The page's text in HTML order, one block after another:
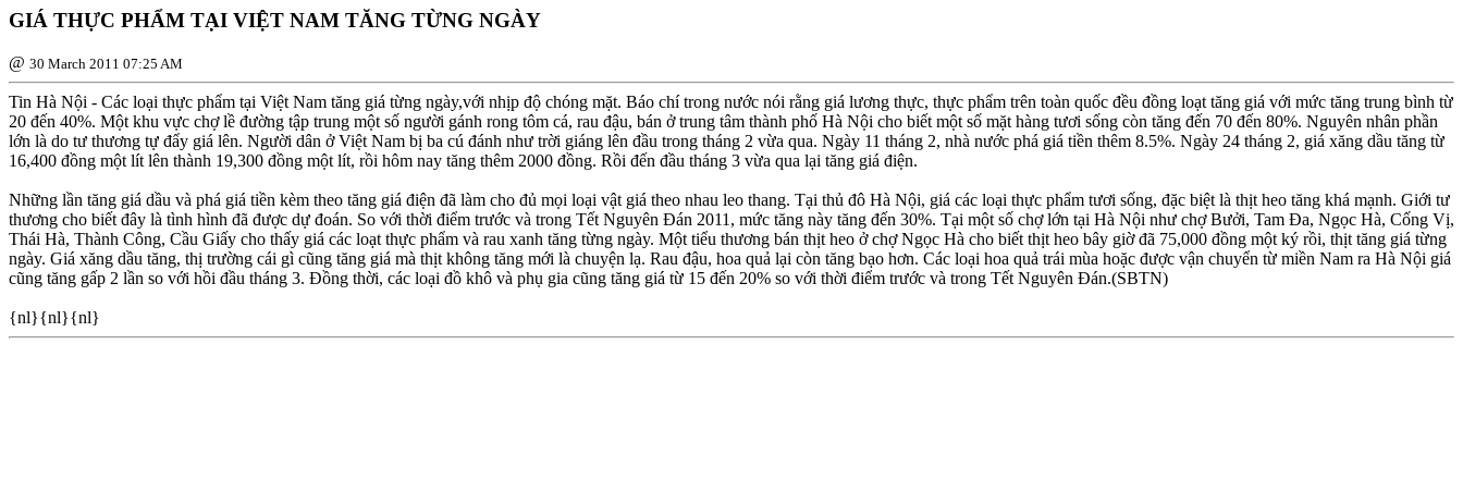
GIÁ THỰC PHẨM TẠI VIỆT NAM TĂNG TỪNG NGÀY
@ 30 March 2011 07:25 AM
Tin Hà Nội - Các loại thực phẩm tại Việt Nam tăng giá từng ngày,với nhịp độ chóng mặt. Báo chí trong nước nói rằng giá lương thực, thực phẩm trên toàn quốc đều đồng loạt tăng giá với mức tăng trung bình từ
20 đến 40%. Một khu vực chợ lề đường tập trung một số người gánh rong tôm cá, rau đậu, bán ở trung tâm thành phố Hà Nội cho biết một số mặt hàng tươi sống còn tăng đến 70 đến 80%. Nguyên nhân phần
lớn là do tư thương tự đẩy giá lên. Người dân ở Việt Nam bị ba cú đánh như trời giáng lên đầu trong tháng 2 vừa qua. Ngày 11 tháng 2, nhà nước phá giá tiền thêm 8.5%. Ngày 24 tháng 2, giá xăng dầu tăng từ
16,400 đồng một lít lên thành 19,300 đồng một lít, rồi hôm nay tăng thêm 2000 đồng. Rồi đến đầu tháng 3 vừa qua lại tăng giá điện.
Những lần tăng giá dầu và phá giá tiền kèm theo tăng giá điện đã làm cho đủ mọi loại vật giá theo nhau leo thang. Tại thủ đô Hà Nội, giá các loại thực phẩm tươi sống, đặc biệt là thịt heo tăng khá mạnh. Giới tư
thương cho biết đây là tình hình đã được dự đoán. So với thời điểm trước và trong Tết Nguyên Ðán 2011, mức tăng này tăng đến 30%. Tại một số chợ lớn tại Hà Nội như chợ Bưởi, Tam Ða, Ngọc Hà, Cống Vị,
Thái Hà, Thành Công, Cầu Giấy cho thấy giá các loạt thực phẩm và rau xanh tăng từng ngày. Một tiểu thương bán thịt heo ở chợ Ngọc Hà cho biết thịt heo bây giờ đã 75,000 đồng một ký rồi, thịt tăng giá từng
ngày. Giá xăng dầu tăng, thị trường cái gì cũng tăng giá mà thịt không tăng mới là chuyện lạ. Rau đậu, hoa quả lại còn tăng bạo hơn. Các loại hoa quả trái mùa hoặc được vận chuyển từ miền Nam ra Hà Nội giá
cũng tăng gấp 2 lần so với hồi đầu tháng 3. Ðồng thời, các loại đồ khô và phụ gia cũng tăng giá từ 15 đến 20% so với thời điểm trước và trong Tết Nguyên Ðán.(SBTN)
{nl}{nl}{nl}